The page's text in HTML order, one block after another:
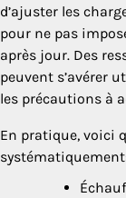
d’ajuster les
pour ne pas
après jour. Des
peuvent s’avérer
les précautions à
En pratique, voici